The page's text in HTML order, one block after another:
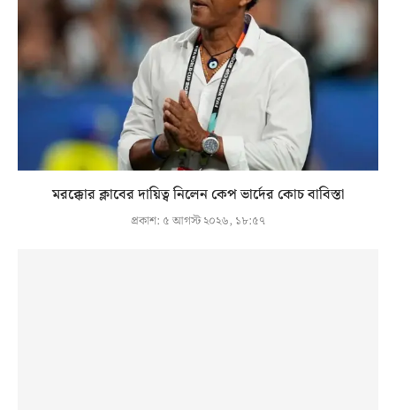
মরক্কোর ক্লাবের দায়িত্ব নিলেন কেপ ভার্দের কোচ বাবিস্তা
প্রকাশ: ৫ আগস্ট ২০২৬, ১৮:৫৭